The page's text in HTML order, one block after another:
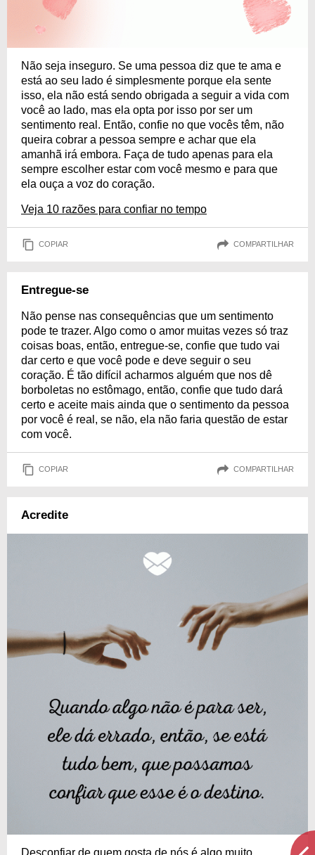
Não seja inseguro. Se uma pessoa diz que te ama e
está ao seu lado é simplesmente porque ela sente
isso, ela não está sendo obrigada a seguir a vida com
você ao lado, mas ela opta por isso por ser um
sentimento real. Então, confie no que vocês têm, não
queira cobrar a pessoa sempre e achar que ela
amanhã irá embora. Faça de tudo apenas para ela
sempre escolher estar com você mesmo e para que
ela ouça a voz do coração.
Veja 10 razões para confiar no tempo
COPIAR COMPARTILHAR
Entregue-se
Não pense nas consequências que um sentimento
pode te trazer. Algo como o amor muitas vezes só traz
coisas boas, então, entregue-se, confie que tudo vai
dar certo e que você pode e deve seguir o seu
coração. É tão difícil acharmos alguém que nos dê
borboletas no estômago, então, confie que tudo dará
certo e aceite mais ainda que o sentimento da pessoa
por você é real, se não, ela não faria questão de estar
com você.
COPIAR COMPARTILHAR
Acredite
Desconfiar de quem gosta de nós é algo muito